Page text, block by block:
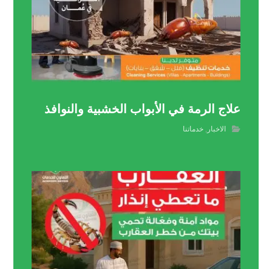
علاج الرمة في الأبواب الخشبية والنوافذ
الاخبار ,خدماتنا